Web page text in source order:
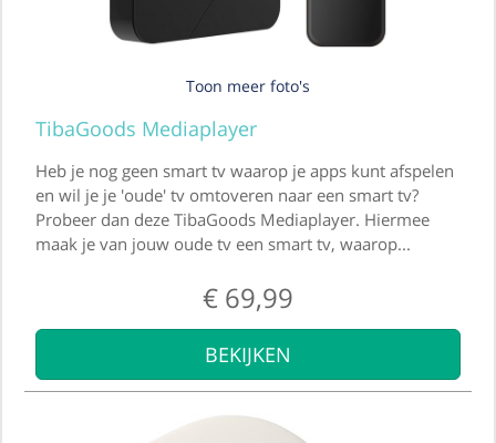
Toon meer foto's
TibaGoods Mediaplayer
Heb je nog geen smart tv waarop je apps kunt afspelen
en wil je je 'oude' tv omtoveren naar een smart tv?
Probeer dan deze TibaGoods Mediaplayer. Hiermee
maak je van jouw oude tv een smart tv, waarop...
€ 69,99
BEKIJKEN